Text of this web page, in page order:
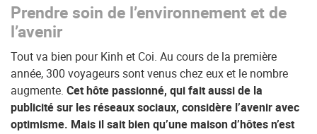
Prendre soin de l’environnement et de
l’avenir
Tout va bien pour Kinh et Coi. Au cours de la première
année, 300 voyageurs sont venus chez eux et le nombre
augmente. Cet hôte passionné, qui fait aussi de la
publicité sur les réseaux sociaux, considère l’avenir avec
optimisme. Mais il sait bien qu’une maison d’hôtes n’est